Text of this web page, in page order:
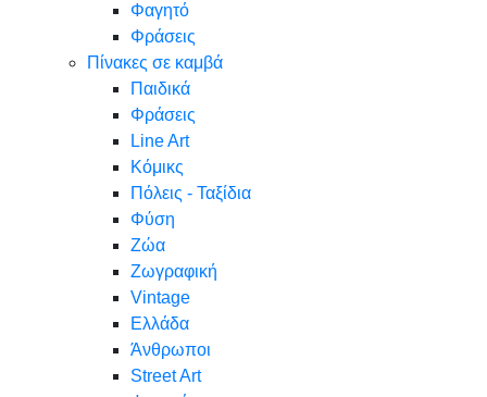
Φαγητό
Φράσεις
Πίνακες σε καμβά
Παιδικά
Φράσεις
Line Art
Κόμικς
Πόλεις - Ταξίδια
Φύση
Ζώα
Ζωγραφική
Vintage
Ελλάδα
Άνθρωποι
Street Art